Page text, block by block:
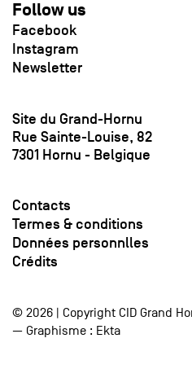
Follow us
Facebook
Instagram
Newsletter
Site du Grand-Hornu
Rue Sainte-Louise, 82
7301 Hornu - Belgique
Contacts
Termes & conditions
Données personnlles
Crédits
© 2026 | Copyright CID Grand
— Graphisme : Ekta